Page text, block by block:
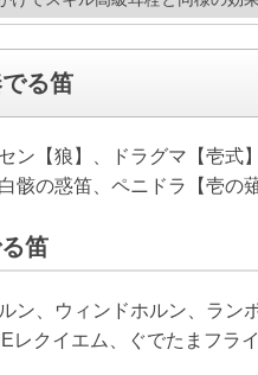
る笛
ン【狼】、ドラグマ【壱式
骸の惑笛、ペニドラ【壱の
笛
ン、ウィンドホルン、ラン
レクイエム、ぐでたまフラ